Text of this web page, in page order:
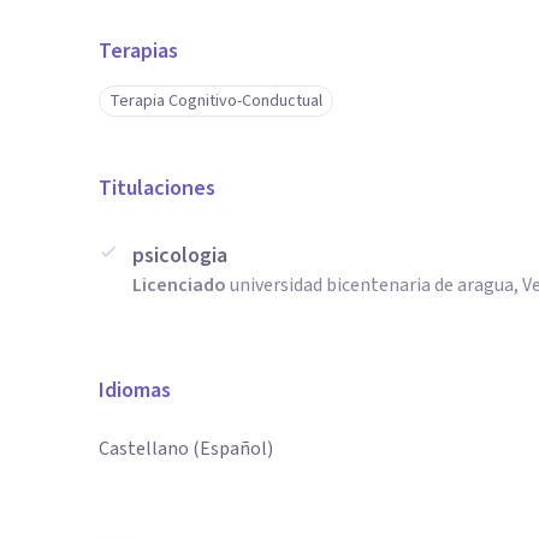
Terapias
Terapia Cognitivo-Conductual
Titulaciones
psicologia
Licenciadouniversidad bicentenaria de aragua,
Idiomas
Castellano (Español)